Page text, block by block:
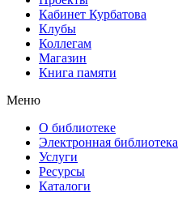
Кабинет Курбатова
Клубы
Коллегам
Магазин
Книга памяти
Меню
О библиотеке
Электронная библиотека
Услуги
Ресурсы
Каталоги